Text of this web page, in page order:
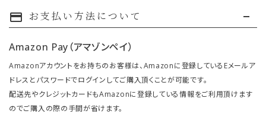
payment お支払い方法について
Amazon Pay（アマゾンペイ）
Amazonアカウントをお持ちのお客様は、Amazonに登録しているEメールア
ドレスとパスワードでログインしてご購入頂くことが可能です。
配送先やクレジットカードもAmazonに登録している情報をご利用頂けます
のでご購入の際の手間が省けます。